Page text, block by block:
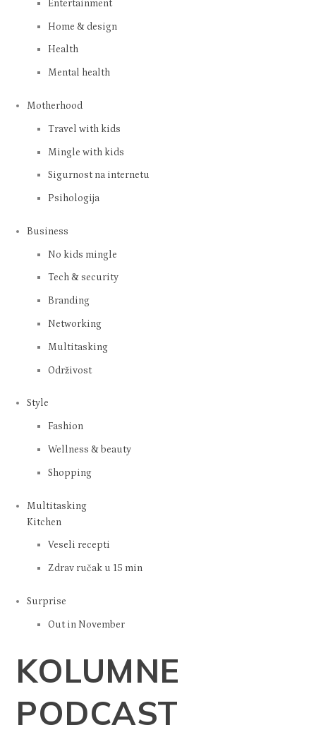
KATEGORIJE
Entertainment
Home & design
Health
Mental health
Travel with kids
Mingle with kids
Sigurnost na internetu
Psihologija
Networking
Multitasking
Održivost
Style
Fashion
Wellness & beauty
Shopping
Multitasking
Kitchen
Zdrav ručak u 15 min
Surprise
Out in November